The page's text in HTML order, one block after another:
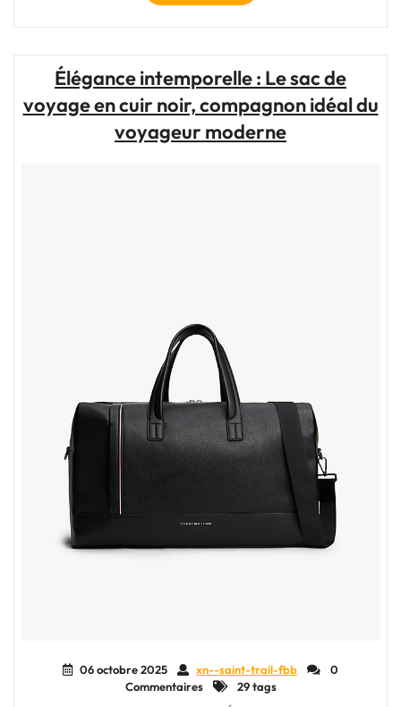
Style
Personnalisé
de
Voyage
Femme
Sur-
Élégance intemporelle : Le sac de
voyage en cuir noir, compagnon idéal du
voyageur moderne
06 octobre 2025 xn--saint-trail-fbb
0
Commentaires
29 tags